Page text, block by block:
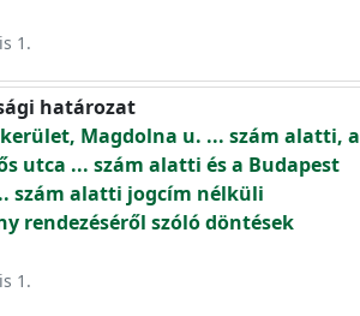
1.
határozat
Magdolna u. ... szám alatti, a
utca ... szám alatti és a Budapest
szám alatti jogcím nélküli
rendezéséről szóló döntések
1.